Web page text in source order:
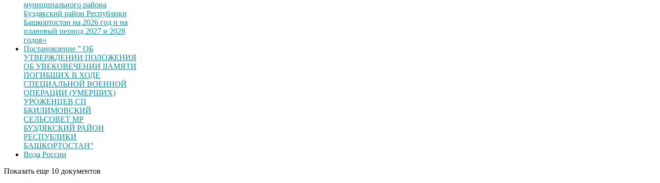
муниципального района
Буздякский район Республики
Башкортостан на 2026 год и на
плановый период 2027 и 2028
годов»
Постановление ” ОБ
УТВЕРЖДЕНИИ ПОЛОЖЕНИЯ
ОБ УВЕКОВЕЧЕНИИ ІІАМЯТИ
ПОГИБШИХ В ХОДЕ
СПЕЦИАЛЬНОЙ ВОЕННОЙ
ОПЕРАЦИИ (УМЕРШИХ)
УРОЖЕНЦЕВ CП
БКИЛИМОВСКИЙ
СЕЛЬСОВЕТ МР
БУЗДЯКСКИЙ РАЙОН
РЕСПУБЛИКИ
БАШКОРТОСТАН”
Вода России
Показать еще 10 документов